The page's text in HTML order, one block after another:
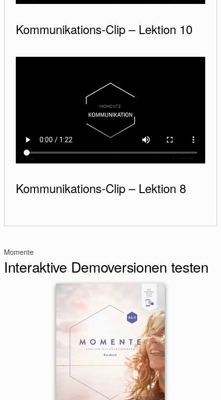
Kommunikations-Clip – Lektion 10
Kommunikations-Clip – Lektion 8
Momente
Interaktive Demoversionen testen